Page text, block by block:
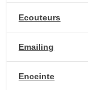
Ecouteurs
Emailing
Enceinte